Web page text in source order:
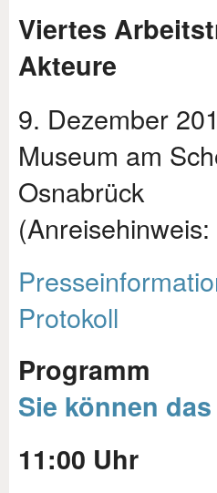
Viertes
Akteure
9. Dezember
Museum am
Osnabrück
Protokoll
Programm
Sie können
11:00 Uhr